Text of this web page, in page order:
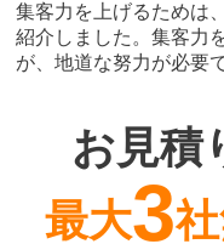
集客力を上げるためは
紹介しました。集客力
が、地道な努力が必要
お見積
最大3